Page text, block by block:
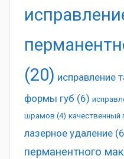
(20) исправление
формы губ (6)
шрамов (4)
лазерное удаление
перманентного